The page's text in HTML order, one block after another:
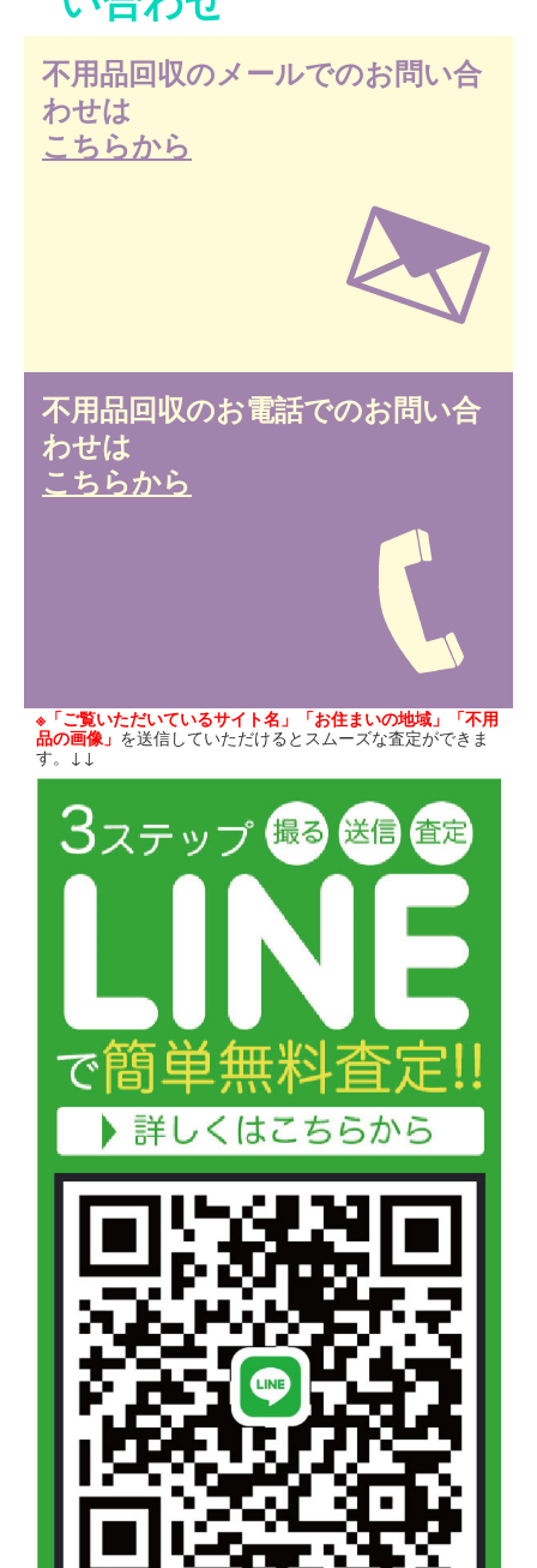
不用品回収のメールでのお問い合
わせは
こちらから
不用品回収のお電話でのお問い合
わせは
こちらから
※「ご覧いただいているサイト名」「お住まいの地域」「不用
品の画像」 を送信していただけるとスムーズな査定ができま
す。↓↓